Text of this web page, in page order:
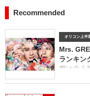
Recommended
オリコン上半
Mrs.
ランキン
賞は史上
■アーティス